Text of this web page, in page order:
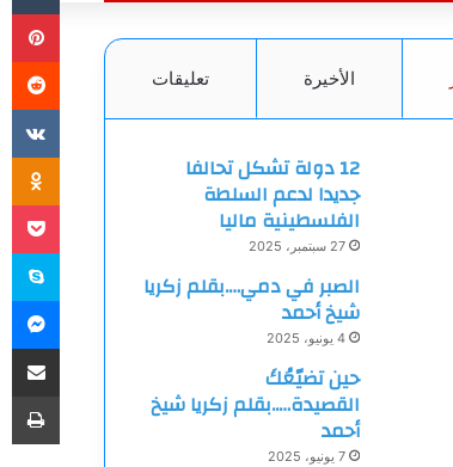
الأخيرة تعليقات
12 دولة تشكل تحالفا
جديدا لدعم السلطة
الفلسطينية ماليا
27 سبتمبر، 2025
الصبر في دمي….بقلم زكريا
شيخ أحمد
4 يونيو، 2025
حين تضيّعُكَ
القصيدة…..بقلم زكريا شيخ
أحمد
7 يونيو، 2025